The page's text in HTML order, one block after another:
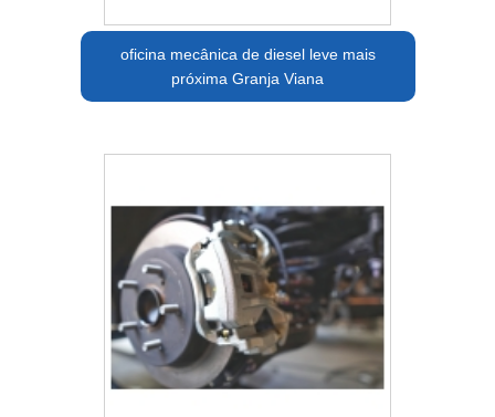
oficina mecânica de diesel leve mais
próxima Granja Viana